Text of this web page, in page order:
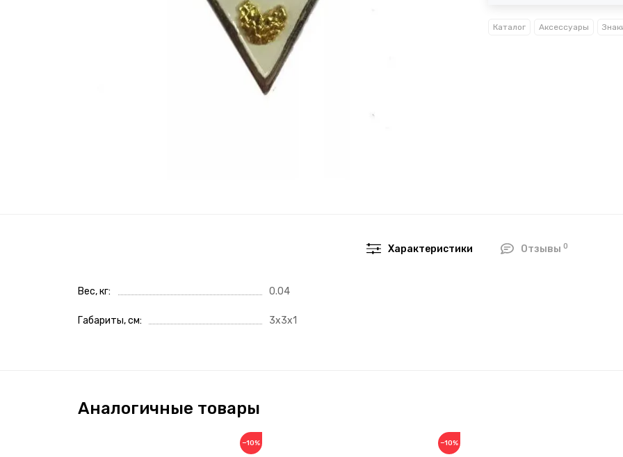
Каталог Аксессуары
Характеристики Отзывы 0
Вес, кг 0.04
Габариты, см 3x3x1
Аналогичные товары
−10% −10%